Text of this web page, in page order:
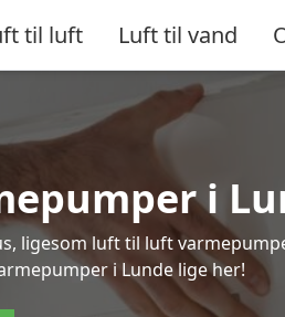
til luft Luft til vand
i
ligesom luft til luft
i Lunde lige her!